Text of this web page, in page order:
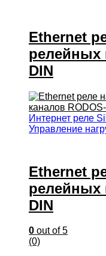
Ethernet
релейных
DIN
Интернет реле
Управление
Ethernet
релейных
DIN
0 out of 5
(0)